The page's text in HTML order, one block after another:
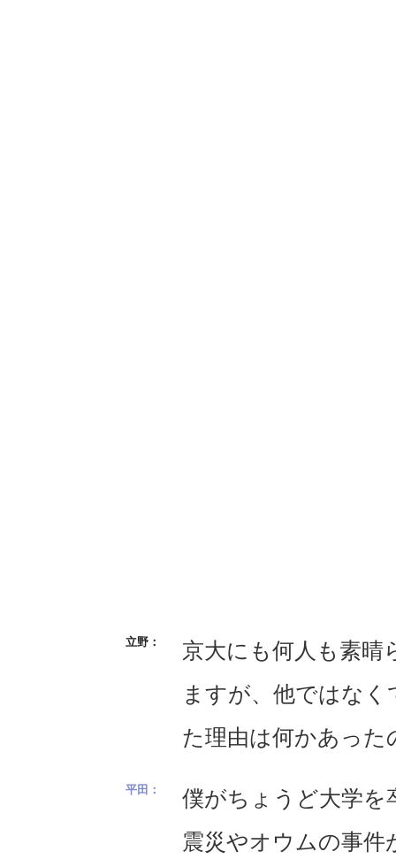
京大にも何人も素晴
ますが、他ではな
た理由は何かあった
僕がちょうど大学を
震災やオウムの事件